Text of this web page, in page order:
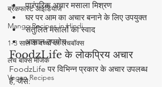
ब्रेकफास्ट आइडियाज
Mango Recipes in Hindi
1-3 साल के बच्चों का लंचबॉक्स
लंच बॉक्स मैजिक
Vegan Recipes
पारंपरिक अचार मसाला मिश्रण
घर पर आम का अचार बनाने के लिए उपयुक्त
संतुलित मसालों का स्वाद
आसान उपयोग
FoodzLife के लोकप्रिय अचार
FoodzLife पर विभिन्न प्रकार के अचार उपलब्ध
हैं, जैसे: